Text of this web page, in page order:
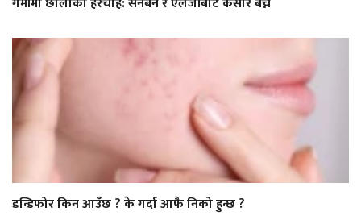
डन्डिफोर किन आउँछ ? के गर्दा आफै निको हुन्छ ?